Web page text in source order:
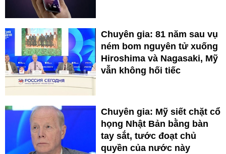
Chuyên gia: 81 năm sau vụ
ném bom nguyên tử xuống
Hiroshima và Nagasaki, Mỹ
vẫn không hối tiếc
Chuyên gia: Mỹ siết chặt cổ
họng Nhật Bản bằng bàn
tay sắt, tước đoạt chủ
quyền của nước này